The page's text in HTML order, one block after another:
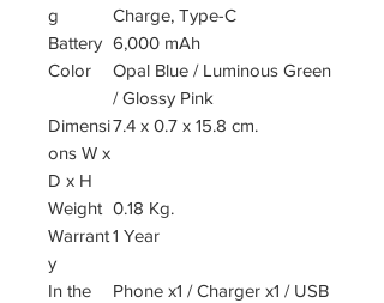
g
Charge, Type-C
Battery 6,000 mAh
Color
Opal Blue / Luminous Green
/ Glossy Pink
Dimensi
ons W x
D x H
7.4 x 0.7 x 15.8 cm.
Weight 0.18 Kg.
Warrant
y
1 Year
In the
Phone x1 / Charger x1 / USB